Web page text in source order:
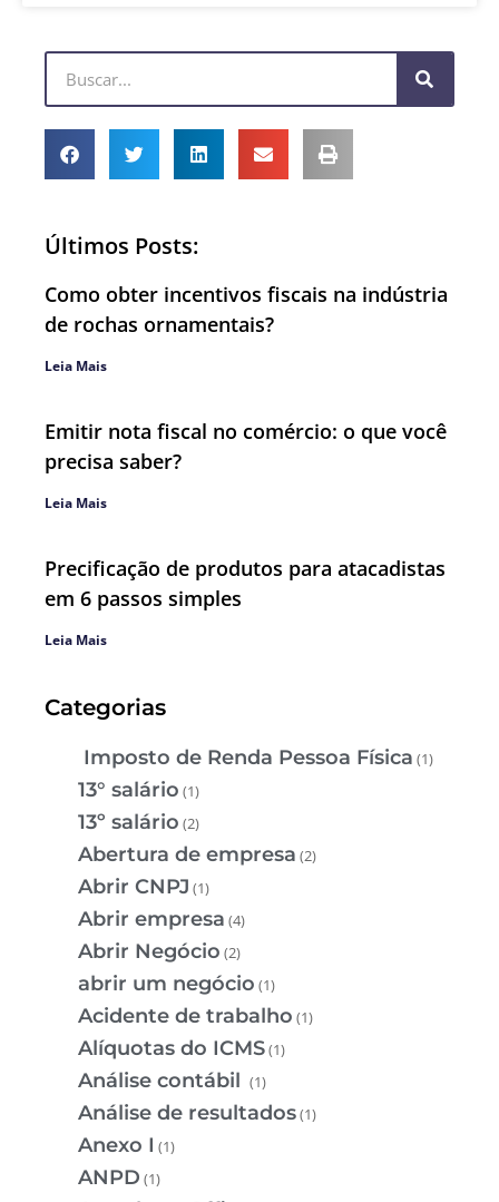
Últimos Posts:
Como obter incentivos fiscais na indústria
de rochas ornamentais?
Leia Mais
Emitir nota fiscal no comércio: o que você
precisa saber?
Leia Mais
Precificação de produtos para atacadistas
em 6 passos simples
Leia Mais
Categorias
Imposto de Renda Pessoa Física (1)
13° salário (1)
13º salário (2)
Abertura de empresa (2)
Abrir CNPJ (1)
Abrir empresa (4)
Abrir Negócio (2)
abrir um negócio (1)
Acidente de trabalho (1)
Alíquotas do ICMS(1)
Análise contábil (1)
Análise de resultados(1)
Anexo I (1)
ANPD (1)